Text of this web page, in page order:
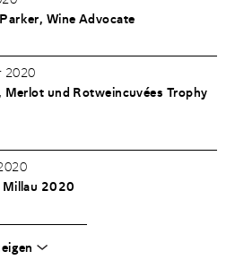
Wine Advocate
2020
und Rotweincuvées Trophy
Millau 2020